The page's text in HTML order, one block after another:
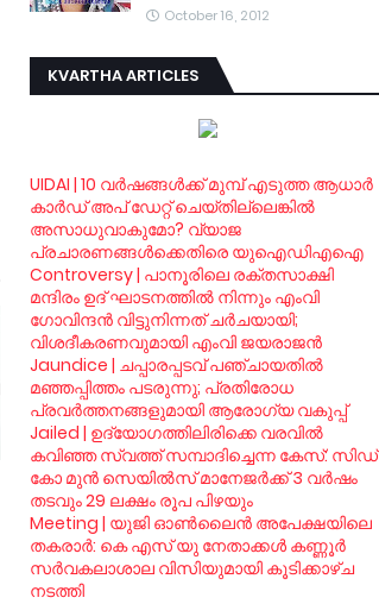
October 16, 2012
KVARTHA ARTICLES
UIDAI | 10 വര്‍ഷങ്ങള്‍ക്ക് മുമ്പ് എടുത്ത ആധാര്‍
കാര്‍ഡ് അപ് ഡേറ്റ് ചെയ്തില്ലെങ്കില്‍
അസാധുവാകുമോ? വ്യാജ
പ്രചാരണങ്ങള്‍ക്കെതിരെ യുഐഡിഎഐ
Controversy | പാനൂരിലെ രക്തസാക്ഷി
മന്ദിരം ഉദ് ഘാടനത്തില്‍ നിന്നും എംവി
ഗോവിന്ദന്‍ വിട്ടുനിന്നത് ചര്‍ചയായി;
വിശദീകരണവുമായി എംവി ജയരാജന്‍
Jaundice | ചപ്പാരപ്പടവ് പഞ്ചായതില്‍
മഞ്ഞപ്പിത്തം പടരുന്നു; പ്രതിരോധ
പ്രവര്‍ത്തനങ്ങളുമായി ആരോഗ്യ വകുപ്പ്
Jailed | ഉദ്യോഗത്തിലിരിക്കെ വരവില്‍
കവിഞ്ഞ സ്വത്ത് സമ്പാദിച്ചെന്ന കേസ്: സിഡ്
കോ മുന്‍ സെയില്‍സ് മാനേജര്‍ക്ക് 3 വര്‍ഷം
തടവും 29 ലക്ഷം രൂപ പിഴയും
Meeting | യുജി ഓണ്‍ലൈന്‍ അപേക്ഷയിലെ
തകരാര്‍: കെ എസ് യു നേതാക്കള്‍ കണ്ണൂര്‍
സര്‍വകലാശാല വിസിയുമായി കൂടിക്കാഴ്ച
നടത്തി